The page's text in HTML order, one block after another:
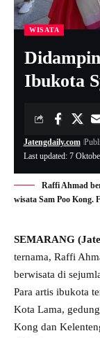
WISATA
Ibukota
Last updated: 7
Jatengdaily.com
Raffi Ahmad
wisata Sam Poo Kong.
SEMARANG
ternama, Raffi
berwisata di
Para artis ibukota
Kota Lama,
Kong dan